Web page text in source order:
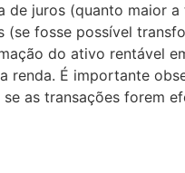
de juros (quanto maior
fosse possível
do ativo rentável
renda. É importante
as transações forem